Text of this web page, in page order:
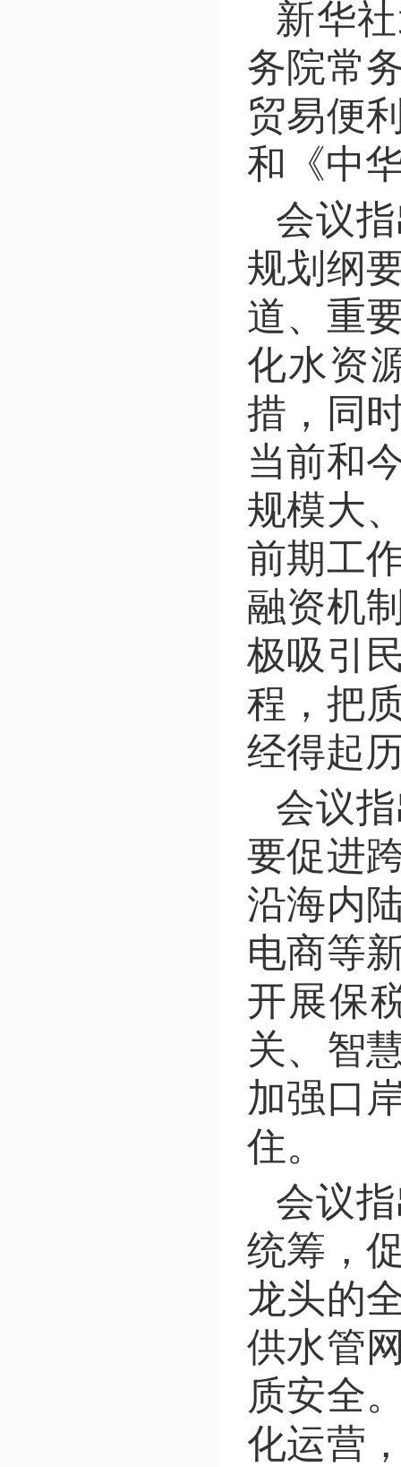
新华
务院常
贸易便
和《中
会议
规划纲
道、重
化水资
措，同
当前和
规模大
前期工
融资机
极吸引
程，把
经得起
会议
要促进
沿海内
电商等
开展保
关、智
加强口
住。
会议
统筹，
龙头的
供水管
质安全
化运营